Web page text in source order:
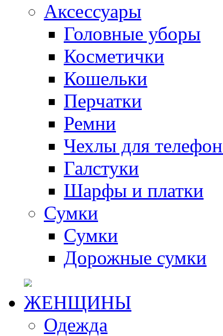
Аксессуары
Головные уборы
Косметички
Кошельки
Перчатки
Ремни
Чехлы для
Галстуки
Шарфы и платки
Сумки
Сумки
Дорожные сумки
ЖЕНЩИНЫ
Одежда